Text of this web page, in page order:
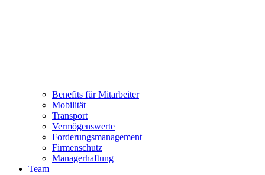
Benefits für Mitarbeiter
Mobilität
Transport
Vermögenswerte
Forderungsmanagement
Firmenschutz
Managerhaftung
Team